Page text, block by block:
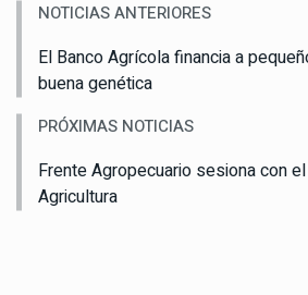
NOTICIAS ANTERIORES
El Banco Agrícola financia a
buena genética
PRÓXIMAS NOTICIAS
Frente Agropecuario sesiona con
Agricultura